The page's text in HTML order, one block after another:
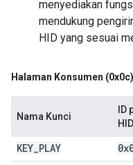
menyediakan
mendukung
HID yang sesuai
Halaman Konsumen (0x0c)
Nama Kunci
ID
HID
KEY PLAY